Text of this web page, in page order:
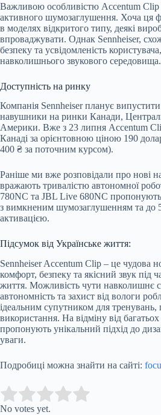
Важливою особливістю Accentum Clip
активного шумозаглушення. Хоча ця
в моделях відкритого типу, деякі
впроваджувати. Однак Sennheiser,
безпеку та усвідомленість
навколишнього звукового середовища.
Доступність на ринку
Компанія Sennheiser планує випустити
навушники на ринки Канади,
Америки. Вже з 23 липня Accentum
Канаді за орієнтовною ціною 190
400 ₴ за поточним курсом).
Раніше ми вже розповідали про нові
вражають тривалістю автономної
780NC та JBL Live 680NC
з вимкненим шумозаглушенням та до
активацією.
Підсумок від Українське життя:
Sennheiser Accentum Clip – це чудова
комфорт, безпеку та якісний звук під
життя. Можливість чути навколишнє
автономність та захист від вологи
ідеальним супутником для
використання. На відміну від
пропонують унікальний підхід до
уваги.
Подробиці можна знайти на сайті:
Rate this item:
No votes yet.